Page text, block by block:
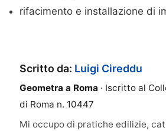
rifacimento e installazione di
Scritto da: Luigi Cireddu
Geometra a Roma · Iscritto al
di Roma n. 10447
Mi occupo di pratiche edilizie,